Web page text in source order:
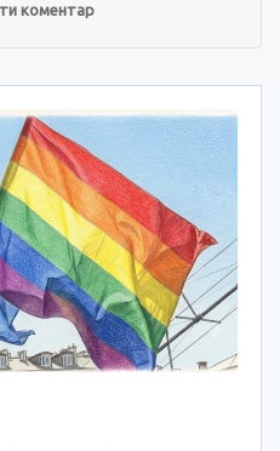
коментар